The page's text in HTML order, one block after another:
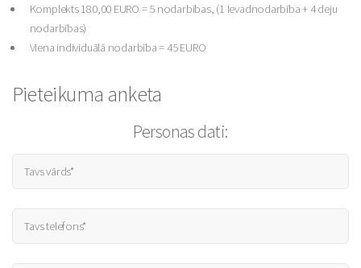
Komplekts 180,00 EURO = 5 nodarbības, (1 Ievadnodarbība + 4 deju
nodarbības)
Viena individuālā nodarbība = 45 EURO
Pieteikuma anketa
Personas dati: